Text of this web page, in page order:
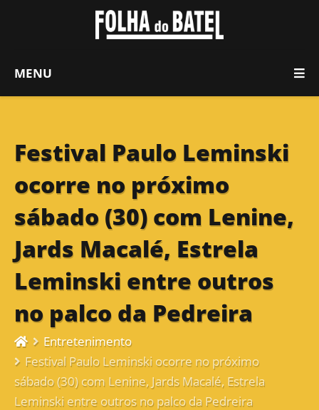
MENU
Festival Paulo Leminski
ocorre no próximo
sábado (30) com Lenine,
Jards Macalé, Estrela
Leminski entre outros
no palco da Pedreira
Entretenimento
Festival Paulo Leminski ocorre no próximo
sábado (30) com Lenine, Jards Macalé, Estrela
Leminski entre outros no palco da Pedreira